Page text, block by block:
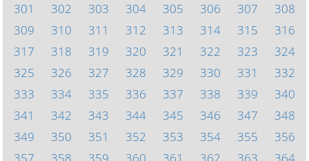
301
302 303 304 305 306 307
308
309
310 311 312 313 314 315
316
317
318 319 320 321 322 323
324
325
326 327 328 329 330 331
332
333
334 335 336 337 338 339
340
341
342 343 344 345 346 347
348
349
350 351 352 353 354 355
356